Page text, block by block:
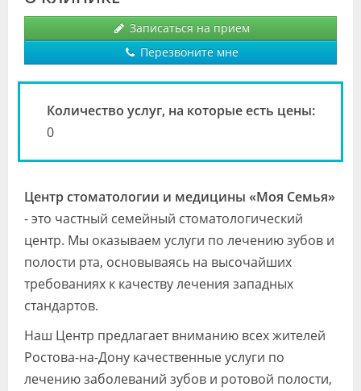
Видео
Клиники
Специалисты
Лаборатории
Записаться на прием
Перезвоните мне
Количество услуг, на которые есть цены:
0
Центр стоматологии и медицины «Моя Семья»
- это частный семейный стоматологический
центр. Мы оказываем услуги по лечению зубов и
полости рта, основываясь на высочайших
требованиях к качеству лечения западных
стандартов.
Наш Центр предлагает вниманию всех жителей
Ростова-на-Дону качественные услуги по
лечению заболеваний зубов и ротовой полости,